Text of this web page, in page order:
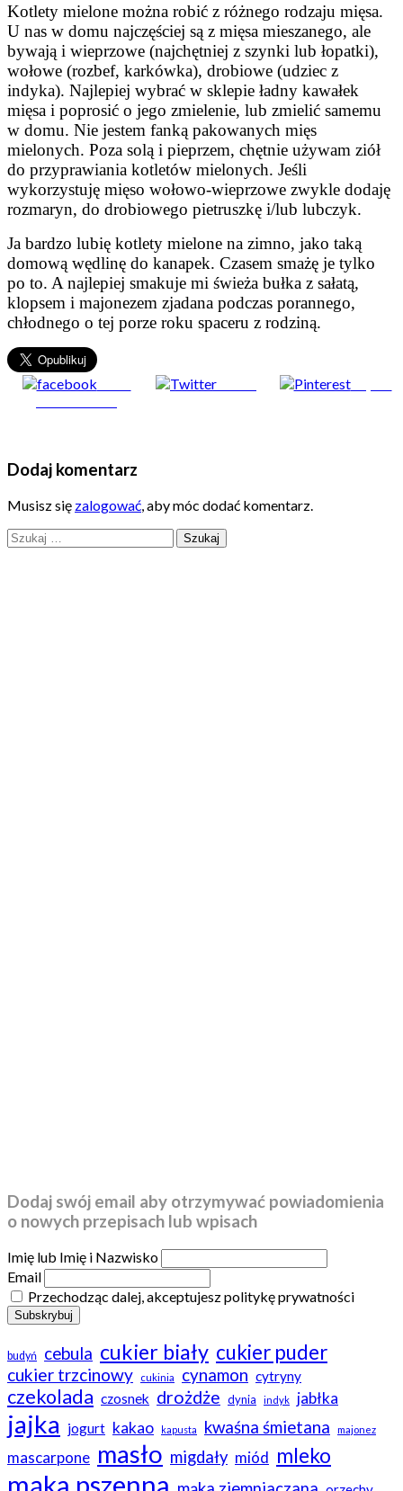
Kotlety mielone można robić z różnego rodzaju mięsa.
U nas w domu najczęściej są z mięsa mieszanego, ale
bywają i wieprzowe (najchętniej z szynki lub łopatki),
wołowe (rozbef, karkówka), drobiowe (udziec z
indyka). Najlepiej wybrać w sklepie ładny kawałek
mięsa i poprosić o jego zmielenie, lub zmielić samemu
w domu. Nie jestem fanką pakowanych mięs
mielonych. Poza solą i pieprzem, chętnie używam ziół
do przyprawiania kotletów mielonych. Jeśli
wykorzystuję mięso wołowo-wieprzowe zwykle dodaję
rozmaryn, do drobiowego pietruszkę i/lub lubczyk.
Ja bardzo lubię kotlety mielone na zimno, jako taką
domową wędlinę do kanapek. Czasem smażę je tylko
po to. A najlepiej smakuje mi świeża bułka z sałatą,
klopsem i majonezem zjadana podczas porannego,
chłodnego o tej porze roku spaceru z rodziną.
Zapisz
Dodaj komentarz
Musisz się zalogować, aby móc dodać komentarz.
Szukaj:
Dodaj swój email aby otrzymywać powiadomienia
o nowych przepisach lub wpisach
Imię lub Imię i Nazwisko
Email
Przechodząc dalej, akceptujesz politykę prywatności
budyń cebula cukier biały cukier puder
cukier trzcinowy cukinia cynamon cytryny
czekolada czosnek drożdże dynia indyk jabłka
jajka jogurt kakao kapusta kwaśna śmietana majonez
mascarpone masło migdały miód mleko
mąka pszenna